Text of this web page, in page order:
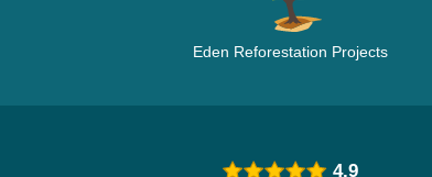
Eden Reforestation Projects
4.9